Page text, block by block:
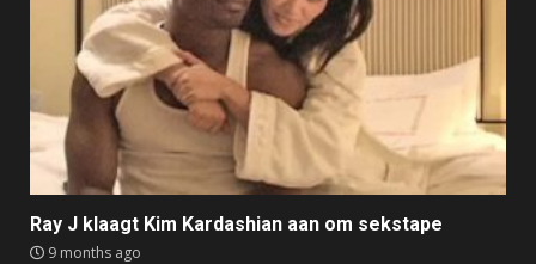
Ray J klaagt Kim Kardashian aan om sekstape
9 months ago